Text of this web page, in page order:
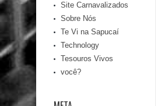
Site Carnavalizados
Sobre Nós
Te Vi na Sapucaí
Technology
Tesouros Vivos
você?